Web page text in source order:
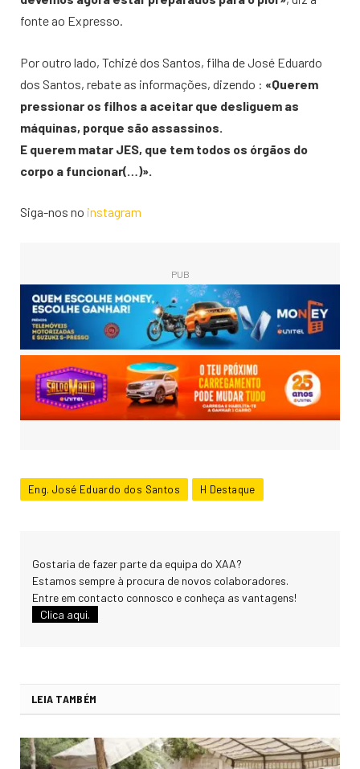
fonte ao Expresso.
Por outro lado, Tchizé dos Santos, filha de José Eduardo
dos Santos, rebate as informações, dizendo : «Querem
pressionar os filhos a aceitar que desliguem as
máquinas, porque são assassinos.
E querem matar JES, que tem todos os órgãos do
corpo a funcionar(…)».
Siga-nos no instagram
PUB
Eng. José Eduardo dos Santos H Destaque
Gostaria de fazer parte da equipa do XAA?
Estamos sempre à procura de novos colaboradores.
Entre em contacto connosco e conheça as vantagens!
Clica aqui.
LEIA TAMBÉM